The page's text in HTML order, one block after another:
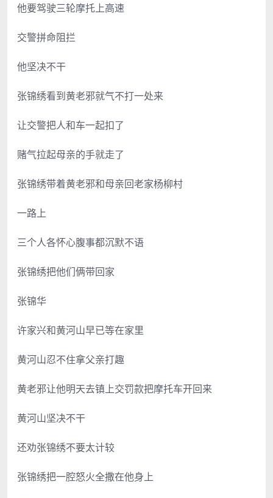
他要驾驶三轮摩托上高速
交警拼命阻拦
他坚决不干
张锦绣看到黄老邪就气不打一处来
让交警把人和车一起扣了
赌气拉起母亲的手就走了
张锦绣带着黄老邪和母亲回老家杨柳村
一路上
三个人各怀心腹事都沉默不语
张锦绣把他们俩带回家
张锦华
许家兴和黄河山早已等在家里
黄河山忍不住拿父亲打趣
黄老邪让他明天去镇上交罚款把摩托车开回来
黄河山坚决不干
还劝张锦绣不要太计较
张锦绣把一腔怒火全撒在他身上